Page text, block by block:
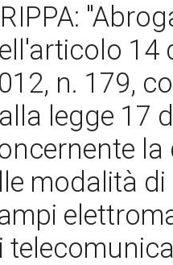
14
n. 179,
legge 17
la
modalità